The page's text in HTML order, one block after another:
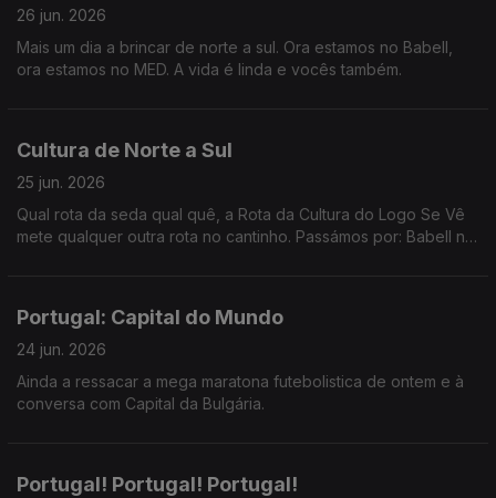
26 jun. 2026
Mais um dia a brincar de norte a sul. Ora estamos no Babell,
ora estamos no MED. A vida é linda e vocês também.
Cultura de Norte a Sul
25 jun. 2026
Qual rota da seda qual quê, a Rota da Cultura do Logo Se Vê
mete qualquer outra rota no cantinho. Passámos por: Babell no
Portugal: Capital do Mundo
24 jun. 2026
Ainda a ressacar a mega maratona futebolistica de ontem e à
conversa com Capital da Bulgária.
Portugal! Portugal! Portugal!